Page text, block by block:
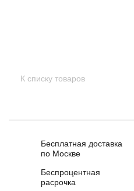
К списку товаров
Бесплатная доставка
по Москве
Беспроцентная
расрочка